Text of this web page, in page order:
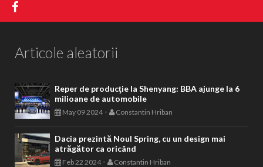
Articole aleatorii
Reper de producţie la Shenyang: BBA ajunge la 6
milioane de automobile
May 09 2024- Constantin Hriban
Dacia prezintă Noul Spring, cu un design mai
atrăgător ca oricând
Feb 22 2024- Constantin Hriban